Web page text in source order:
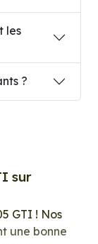
les
?
sur
GTI ! Nos
une bonne